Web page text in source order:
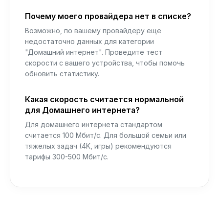
Почему моего провайдера нет в списке?
Возможно, по вашему провайдеру еще
недостаточно данных для категории
"Домашний интернет". Проведите тест
скорости с вашего устройства, чтобы помочь
обновить статистику.
Какая скорость считается нормальной
для Домашнего интернета?
Для домашнего интернета стандартом
считается 100 Мбит/с. Для большой семьи или
тяжелых задач (4K, игры) рекомендуются
тарифы 300-500 Мбит/с.